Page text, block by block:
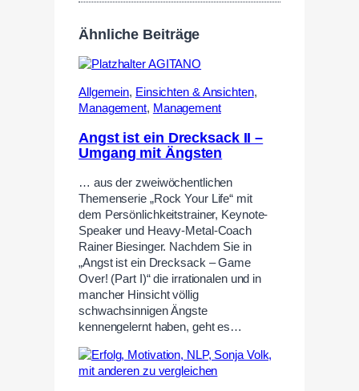
Ähnliche Beiträge
Allgemein, Einsichten & Ansichten,
Management, Management
Angst ist ein Drecksack II –
Umgang mit Ängsten
… aus der zweiwöchentlichen
Themenserie „Rock Your Life“ mit
dem Persönlichkeitstrainer, Keynote-
Speaker und Heavy-Metal-Coach
Rainer Biesinger. Nachdem Sie in
„Angst ist ein Drecksack – Game
Over! (Part I)“ die irrationalen und in
mancher Hinsicht völlig
schwachsinnigen Ängste
kennengelernt haben, geht es…